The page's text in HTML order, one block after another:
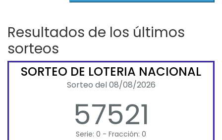
Resultados de los últimos
sorteos
SORTEO DE LOTERIA NACIONAL
Sorteo del 08/08/2026
57521
Serie: 0 - Fracción: 0